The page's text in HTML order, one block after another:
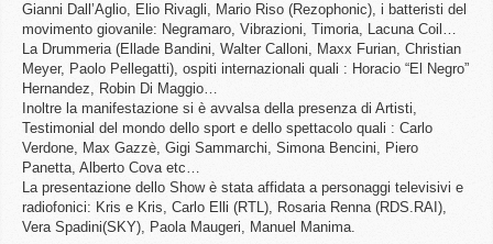
Gianni Dall’Aglio, Elio Rivagli, Mario Riso (Rezophonic), i batteristi del
movimento giovanile: Negramaro, Vibrazioni, Timoria, Lacuna Coil…
La Drummeria (Ellade Bandini, Walter Calloni, Maxx Furian, Christian
Meyer, Paolo Pellegatti), ospiti internazionali quali : Horacio “El Negro”
Hernandez, Robin Di Maggio…
Inoltre la manifestazione si è avvalsa della presenza di Artisti,
Testimonial del mondo dello sport e dello spettacolo quali : Carlo
Verdone, Max Gazzè, Gigi Sammarchi, Simona Bencini, Piero
Panetta, Alberto Cova etc…
La presentazione dello Show è stata affidata a personaggi televisivi e
radiofonici: Kris e Kris, Carlo Elli (RTL), Rosaria Renna (RDS.RAI),
Vera Spadini(SKY), Paola Maugeri, Manuel Manima.